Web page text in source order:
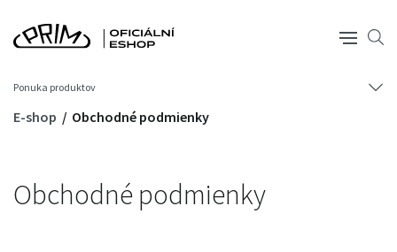
Ponuka produktov
E-shop Obchodné podmienky
Obchodné podmienky